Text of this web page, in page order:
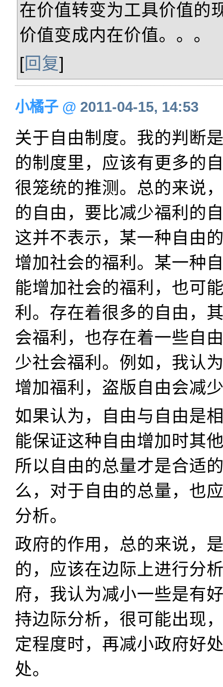
在价值转变为工具价值的
价值变成内在价值。。。
[回复]
小橘子@ 2011-04-15, 14:53
关于自由制度。我的判断
的制度里，应该有更多的
很笼统的推测。总的来说
的自由，要比减少福利的
这并不表示，某一种自由
增加社会的福利。某一种
能增加社会的福利，也可
利。存在着很多的自由，
会福利，也存在着一些自
少社会福利。例如，我认
增加福利，盗版自由会减
如果认为，自由与自由是
能保证这种自由增加时其
所以自由的总量才是合适
么，对于自由的总量，也
分析。
政府的作用，总的来说，
的，应该在边际上进行分
府，我认为减小一些是有
持边际分析，很可能出现
定程度时，再减小政府好
处。